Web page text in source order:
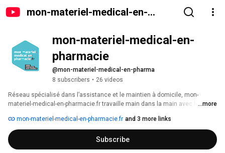
mon-materiel-medical-en-
mon-materiel-medical-en-
pharmacie
@mon-materiel-medical-en-pharma
8 subscribers • 26 videos
Réseau spécialisé dans l’assistance et le maintien à domicile, mon-
materiel-medical-en-pharmacie.fr travaille main dans la main avec les
disponibles dans toutes nos pharmacies adhérentes.
...more
mon-materiel-medical-en-pharmacie.fr and 3 more links
Subscribe